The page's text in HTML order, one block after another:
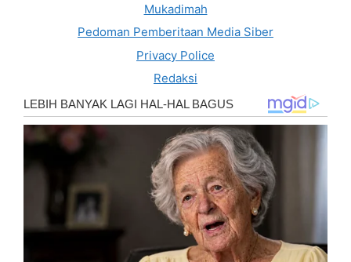
Mukadimah
Pedoman Pemberitaan Media Siber
Privacy Police
Redaksi